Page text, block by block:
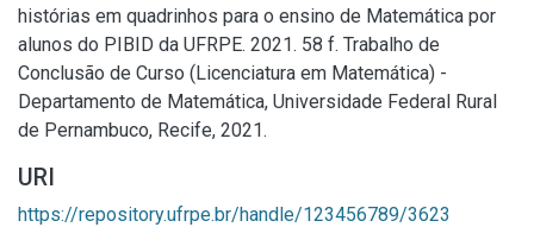
histórias em quadrinhos para o ensino de Matemática por
alunos do PIBID da UFRPE. 2021. 58 f. Trabalho de
Conclusão de Curso (Licenciatura em Matemática) -
Departamento de Matemática, Universidade Federal Rural
de Pernambuco, Recife, 2021.
URI
https://repository.ufrpe.br/handle/123456789/3623